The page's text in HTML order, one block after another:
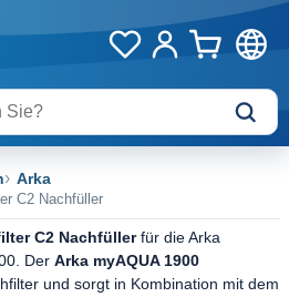
Arka
C2 Nachfüller
C2 Nachfüllerfür die Arka
Der Arka myAQUA 1900
und sorgt in Kombination mit dem